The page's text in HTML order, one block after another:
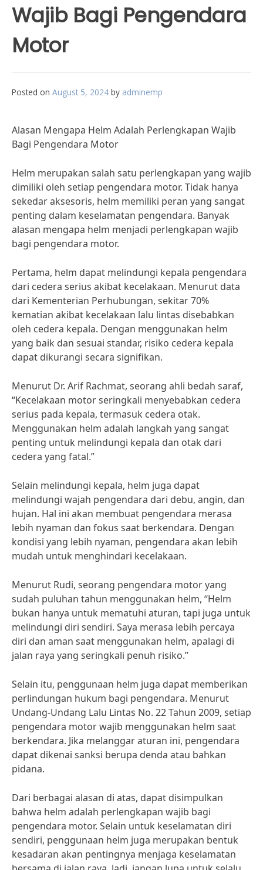
Wajib Bagi Pengendara
Motor
Posted on August 5, 2024 by adminemp
Alasan Mengapa Helm Adalah Perlengkapan Wajib
Bagi Pengendara Motor
Helm merupakan salah satu perlengkapan yang wajib
dimiliki oleh setiap pengendara motor. Tidak hanya
sekedar aksesoris, helm memiliki peran yang sangat
penting dalam keselamatan pengendara. Banyak
alasan mengapa helm menjadi perlengkapan wajib
bagi pengendara motor.
Pertama, helm dapat melindungi kepala pengendara
dari cedera serius akibat kecelakaan. Menurut data
dari Kementerian Perhubungan, sekitar 70%
kematian akibat kecelakaan lalu lintas disebabkan
oleh cedera kepala. Dengan menggunakan helm
yang baik dan sesuai standar, risiko cedera kepala
dapat dikurangi secara signifikan.
Menurut Dr. Arif Rachmat, seorang ahli bedah saraf,
“Kecelakaan motor seringkali menyebabkan cedera
serius pada kepala, termasuk cedera otak.
Menggunakan helm adalah langkah yang sangat
penting untuk melindungi kepala dan otak dari
cedera yang fatal.”
Selain melindungi kepala, helm juga dapat
melindungi wajah pengendara dari debu, angin, dan
hujan. Hal ini akan membuat pengendara merasa
lebih nyaman dan fokus saat berkendara. Dengan
kondisi yang lebih nyaman, pengendara akan lebih
mudah untuk menghindari kecelakaan.
Menurut Rudi, seorang pengendara motor yang
sudah puluhan tahun menggunakan helm, “Helm
bukan hanya untuk mematuhi aturan, tapi juga untuk
melindungi diri sendiri. Saya merasa lebih percaya
diri dan aman saat menggunakan helm, apalagi di
jalan raya yang seringkali penuh risiko.”
Selain itu, penggunaan helm juga dapat memberikan
perlindungan hukum bagi pengendara. Menurut
Undang-Undang Lalu Lintas No. 22 Tahun 2009, setiap
pengendara motor wajib menggunakan helm saat
berkendara. Jika melanggar aturan ini, pengendara
dapat dikenai sanksi berupa denda atau bahkan
pidana.
Dari berbagai alasan di atas, dapat disimpulkan
bahwa helm adalah perlengkapan wajib bagi
pengendara motor. Selain untuk keselamatan diri
sendiri, penggunaan helm juga merupakan bentuk
kesadaran akan pentingnya menjaga keselamatan